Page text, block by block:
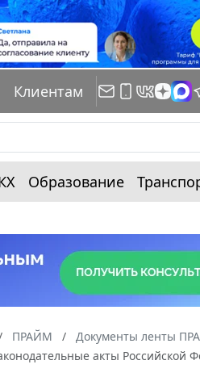
Клиентам
Образование
ПРАЙМ Документы ленты
акты Российской